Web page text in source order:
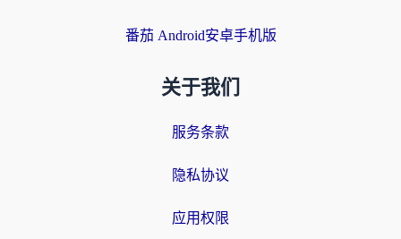
番茄 Android安卓手机版
关于我们
服务条款
隐私协议
应用权限